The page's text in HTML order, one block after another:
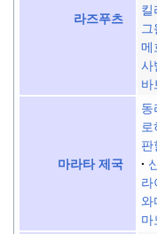
라즈푸츠
킬
그
메
사
바
마라타 제국
동
로
판
라
와
마